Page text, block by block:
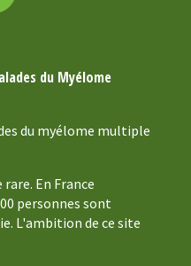
du Myélome
du myélome multiple
En France
personnes sont
L'ambition de ce site